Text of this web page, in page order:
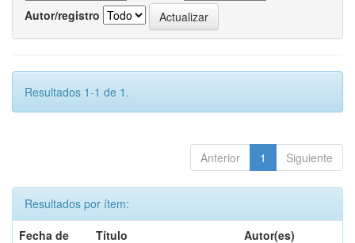
Autor/registro
Resultados 1-1 de 1.
Anterior 1 Siguiente
Resultados por ítem:
Fecha de
Título Autor(es)